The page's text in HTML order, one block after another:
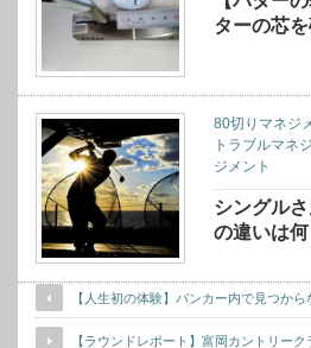
ターの芯を
80切りマネジ
トラブルマネ
ジメント
シングル
の違いは何
【人生初の体験】バンカー内で見つから
【ラウンドレポート】富岡カントリー